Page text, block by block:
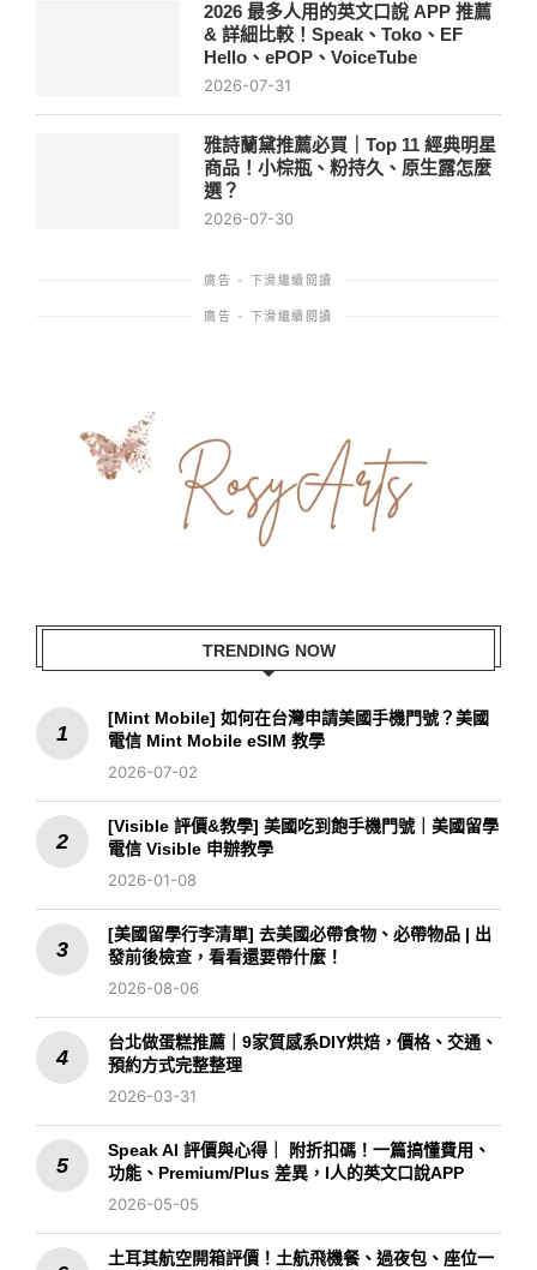
2026 最多人用的英文口說 APP 推薦
& 詳細比較！Speak、Toko、EF
Hello、ePOP、VoiceTube
2026-07-31
雅詩蘭黛推薦必買｜Top 11 經典明星
商品！小棕瓶、粉持久、原生露怎麼
選？
2026-07-30
廣告 - 下滑繼續閱讀
廣告 - 下滑繼續閱讀
TRENDING NOW
[Mint Mobile] 如何在台灣申請美國手機門號？美國
電信 Mint Mobile eSIM 教學
2026-07-02
[Visible 評價&教學] 美國吃到飽手機門號｜美國留學
電信 Visible 申辦教學
2026-01-08
[美國留學行李清單] 去美國必帶食物、必帶物品 | 出
發前後檢查，看看還要帶什麼！
2026-08-06
台北做蛋糕推薦｜9家質感系DIY烘焙，價格、交通、
預約方式完整整理
2026-03-31
Speak AI 評價與心得｜ 附折扣碼！一篇搞懂費用、
功能、Premium/Plus 差異，I人的英文口說APP
2026-05-05
土耳其航空開箱評價！土航飛機餐、過夜包、座位一